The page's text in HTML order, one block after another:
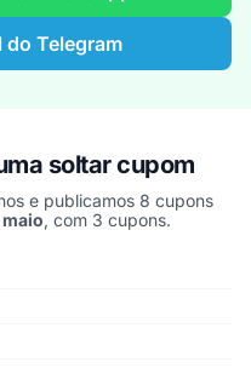
do Telegram
soltar cupom
e publicamos 8 cupons
maio, com 3 cupons.
mês, somando os últimos 6